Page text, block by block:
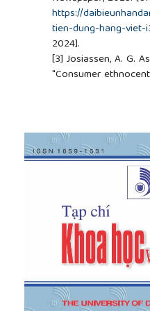
https://
tien-dung-hang-viet-
2024].
[3] Josiassen, A. G.
"Consumer
[4]Aziz, W. Bahadur,
Arshad,
Characteristics on
Management and
pp. 885-893, 2014.
[5]Rybina, J.
Cosmopolitanism,
Purchase Behavior
2, pp. 92–107, Dec.
10.15388/
[6]Khalid, C. A. C.